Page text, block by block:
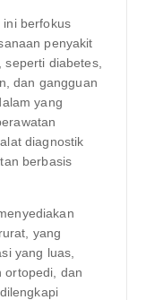
ini berfokus
penyakit
diabetes,
dan gangguan
yang
diagnostik
berbasis
yang
yang luas,
ortopedi, dan